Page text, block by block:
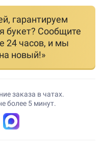
гарантируем
букет? Сообщите
24 часов, и мы
новый!»
заказа в чатах.
более 5 минут.